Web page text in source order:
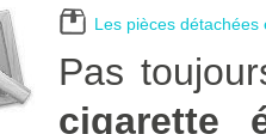
Les pièces détachées
Pas
cigarette